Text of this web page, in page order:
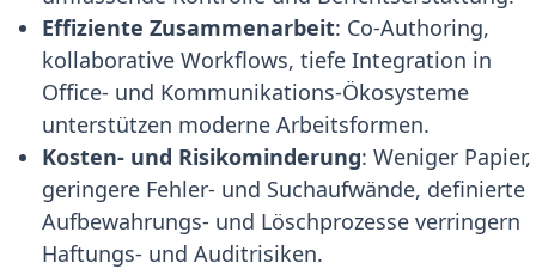
Effiziente Zusammenarbeit: Co-Authoring,
kollaborative Workflows, tiefe Integration in
Office- und Kommunikations-Ökosysteme
unterstützen moderne Arbeitsformen.
Kosten- und Risikominderung: Weniger Papier,
geringere Fehler- und Suchaufwände, definierte
Aufbewahrungs- und Löschprozesse verringern
Haftungs- und Auditrisiken.